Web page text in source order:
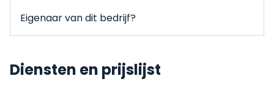
Eigenaar van dit bedrijf?
Diensten en prijslijst